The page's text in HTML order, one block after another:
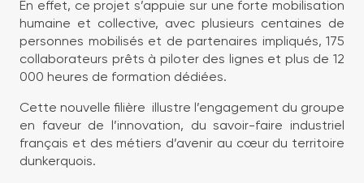
En effet, ce projet s’appuie sur une forte mobilisation
humaine et collective, avec plusieurs centaines de
personnes mobilisés et de partenaires impliqués, 175
collaborateurs prêts à piloter des lignes et plus de 12
000 heures de formation dédiées.
Cette nouvelle filière illustre l’engagement du groupe
en faveur de l’innovation, du savoir-faire industriel
français et des métiers d’avenir au cœur du territoire
dunkerquois.